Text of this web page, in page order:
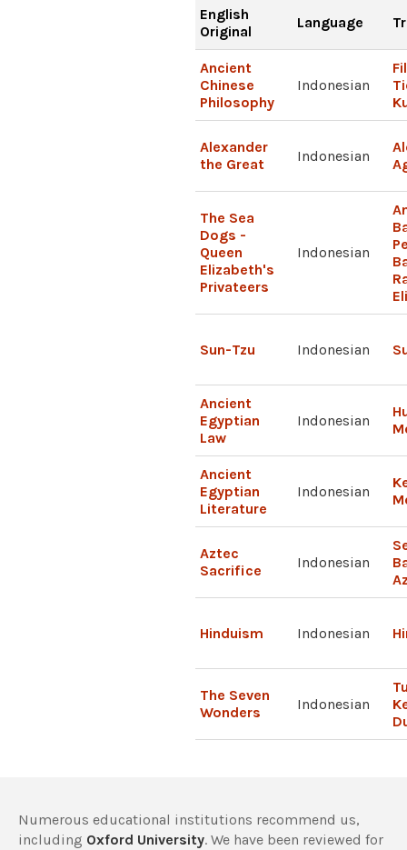
English
Original
Language
Ancient
Chinese
Philosophy
Indonesian
Alexander
the Great
Indonesian
The Sea
Dogs -
Queen
Elizabeth's
Privateers
Indonesian
Sun-Tzu Indonesian
Ancient
Egyptian
Law
Indonesian
Ancient
Egyptian
Literature
Indonesian
Aztec
Sacrifice
Indonesian
Hinduism Indonesian
The Seven
Wonders
Indonesian
Numerous educational institutions recommend us,
including Oxford University. We have been reviewed for